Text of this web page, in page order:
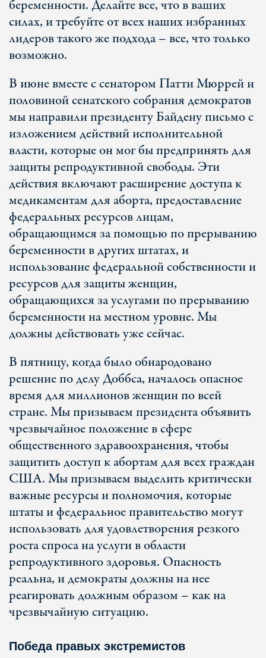
беременности. Делайте все, что в ваших
силах, и требуйте от всех наших избранных
лидеров такого же подхода – все, что только
возможно.
В июне вместе с сенатором Патти Мюррей и
половиной сенатского собрания демократов
мы направили президенту Байдену письмо с
изложением действий исполнительной
власти, которые он мог бы предпринять для
защиты репродуктивной свободы. Эти
действия включают расширение доступа к
медикаментам для аборта, предоставление
федеральных ресурсов лицам,
обращающимся за помощью по прерыванию
беременности в других штатах, и
использование федеральной собственности и
ресурсов для защиты женщин,
обращающихся за услугами по прерыванию
беременности на местном уровне. Мы
должны действовать уже сейчас.
В пятницу, когда было обнародовано
решение по делу Доббса, началось опасное
время для миллионов женщин по всей
стране. Мы призываем президента объявить
чрезвычайное положение в сфере
общественного здравоохранения, чтобы
защитить доступ к абортам для всех граждан
США. Мы призываем выделить критически
важные ресурсы и полномочия, которые
штаты и федеральное правительство могут
использовать для удовлетворения резкого
роста спроса на услуги в области
репродуктивного здоровья. Опасность
реальна, и демократы должны на нее
реагировать должным образом – как на
чрезвычайную ситуацию.
Победа правых экстремистов